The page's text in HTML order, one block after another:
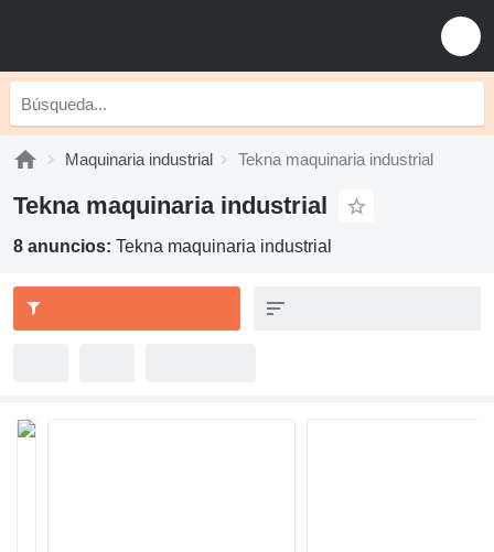
Maquinaria industrial Tekna maquinaria industrial
Tekna maquinaria industrial
8 anuncios: Tekna maquinaria industrial